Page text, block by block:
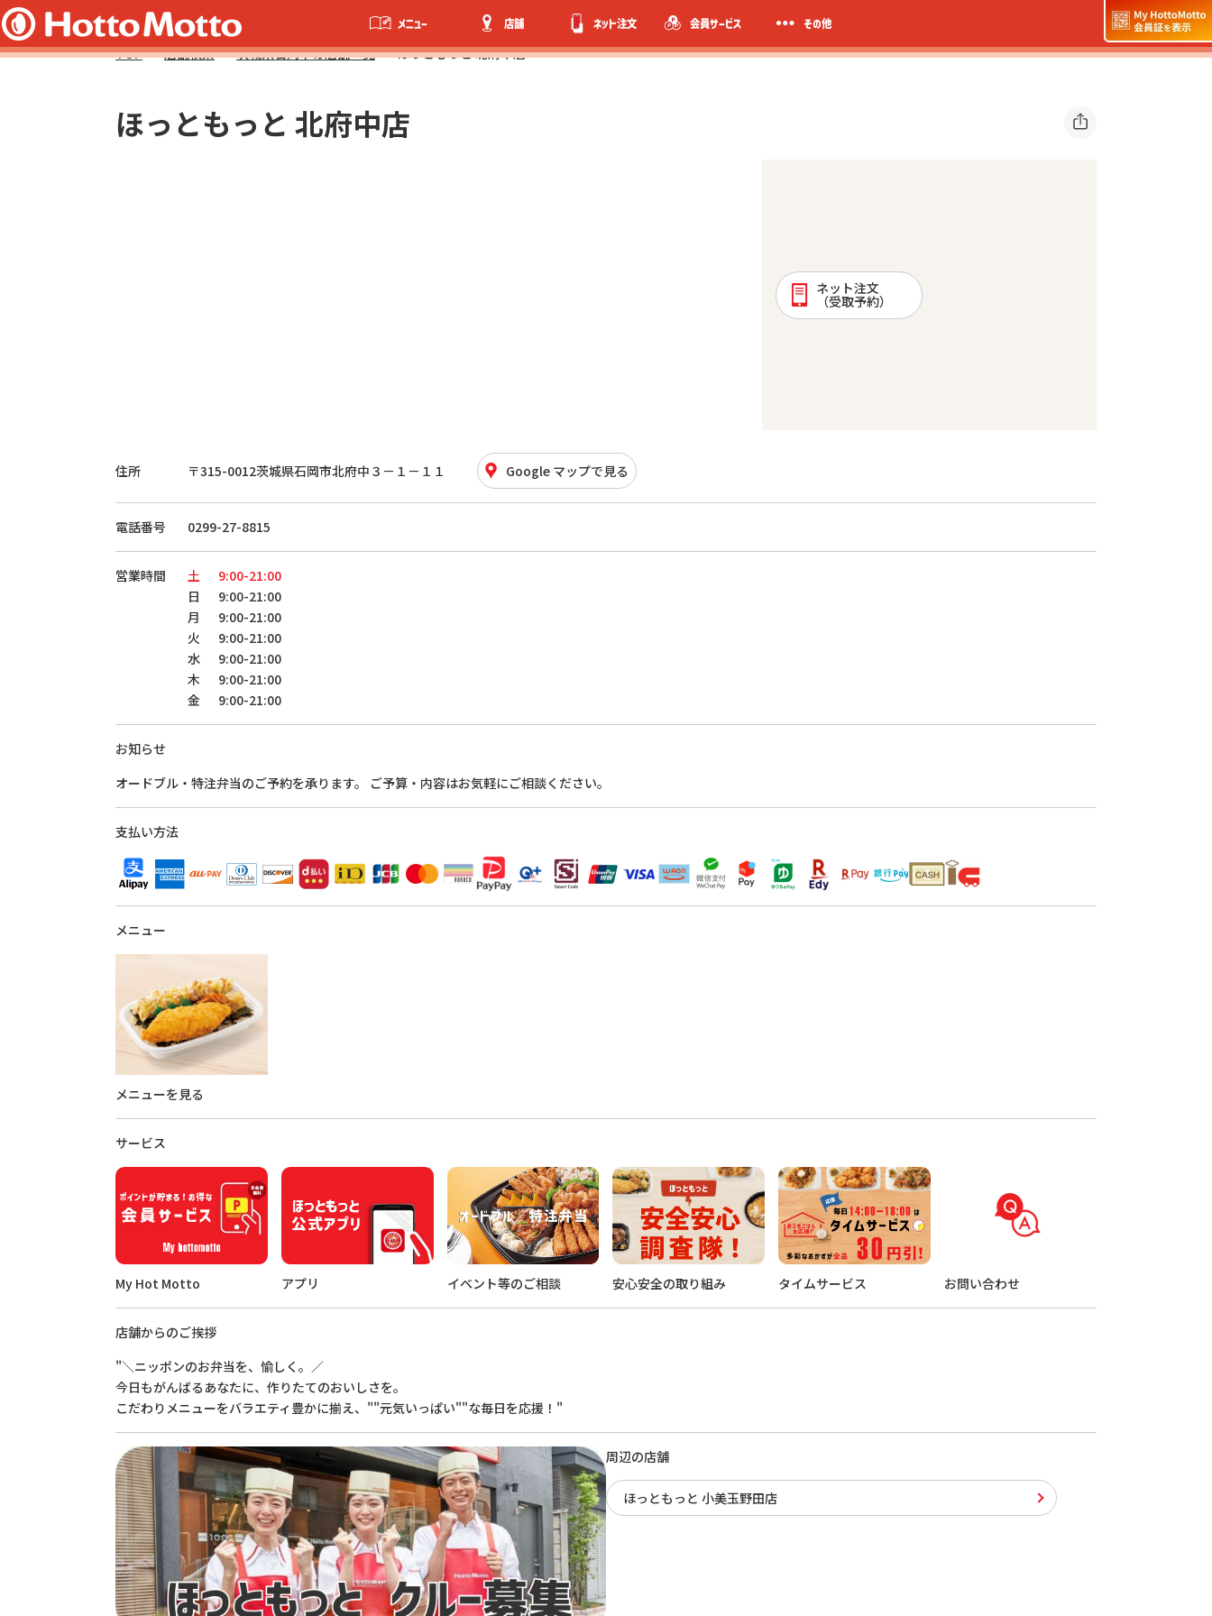
メニュー 店舗 ネット注文 会員サービス その他
TOP 店舗検索 茨城県石岡市の店舗一覧 ほっともっと 北府中店
ほっともっと 北府中店
ネット注文
（受取予約）
住所 〒315-0012茨城県石岡市北府中３－１－１１ Google マップで見る
電話番号 0299-27-8815
営業時間 土
9:00-21:00
日
9:00-21:00
月
9:00-21:00
火
9:00-21:00
水
9:00-21:00
木
9:00-21:00
金
9:00-21:00
お知らせ
オードブル・特注弁当のご予約を承ります。 ご予算・内容はお気軽にご相談ください。
支払い方法
メニュー
メニューを見る
サービス
My Hot Motto アプリ イベント等のご相談 安心安全の取り組み タイムサービス お問い合わせ
店舗からのご挨拶
"＼ニッポンのお弁当を、愉しく。／
今日もがんばるあなたに、作りたてのおいしさを。
こだわりメニューをバラエティ豊かに揃え、""元気いっぱい""な毎日を応援！"
周辺の店舗
ほっともっと 小美玉野田店